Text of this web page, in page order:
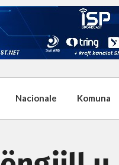
Nacionale Komuna